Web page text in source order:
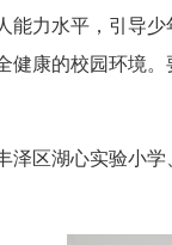
能力水平，引导
健康的校园环境
湖心实验小学